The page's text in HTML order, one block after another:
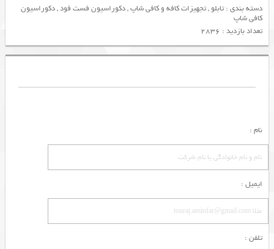
دسته بندی :تابلو,تجهیزات کافه و کافی شاپ,دکوراسیون فست فود,دکوراسیون
کافی شاپ
تعداد بازدید : 2836
نام :
ایمیل :
تلفن :